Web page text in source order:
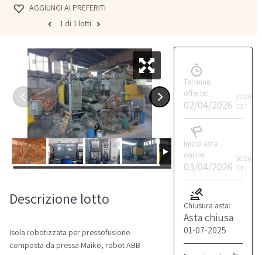
AGGIUNGI AI PREFERITI
1 di 1 lotti
Termine
offerte:
02/04/2026
12:00
CET
Inizio asta
online:
03/04/2026
10:00
CET
Chiusura asta:
Asta chiusa
01-07-2025
Descrizione lotto
Isola robotizzata per pressofusione
composta da pressa Maiko, robot ABB